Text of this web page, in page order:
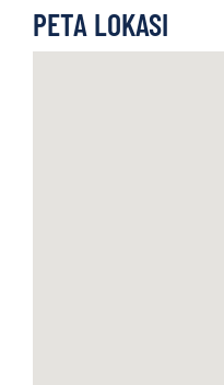
PETA LOKASI